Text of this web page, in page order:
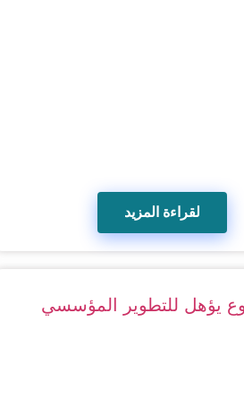
لقراءة المزيد
يؤهل للتطوير المؤسسي